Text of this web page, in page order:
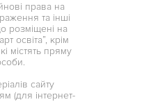
права на
та інші
розміщені на
освіта”, крім
містять пряму
сайту
(для інтернет-